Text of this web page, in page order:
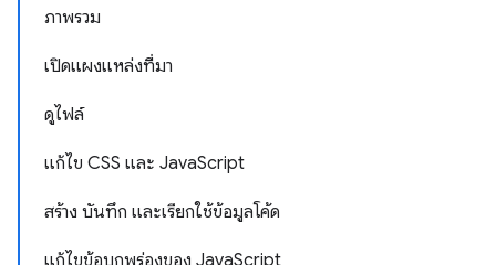
ภาพรวม
เปิดแผงแหล่งที่มา
ดูไฟล์
แก้ไข CSS และ JavaScript
สร้าง บันทึก และเรียกใช้ข้อมูลโค้ด
แก้ไขข้อบกพร่องของ JavaScript